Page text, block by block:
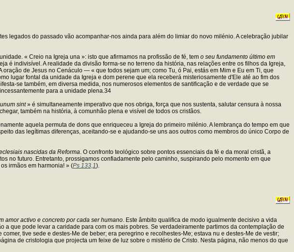
legados do passado vão acompanhar-nos ainda para além do limiar do novo milénio. A celebração jubilar
« Creio na Igreja una »: isto que afirmamos na profissão de fé, tem o seu fundamento último em
é indivisível. A realidade da divisão forma-se no terreno da história, nas relações entre os filhos da Igreja,
de Jesus no Cenáculo — « que todos sejam um; como Tu, ó Pai, estás em Mim e Eu em Ti, que
lugar fontal da unidade da Igreja e dom perene que ela receberá misteriosamente d'Ele até ao fim dos
se também, em diversa medida, nos numerosos elementos de santificação e de verdade que se
para a unidade plena.34
sint» é simultaneamente imperativo que nos obriga, força que nos sustenta, salutar censura à nossa
também na história, à comunhão plena e visível de todos os cristãos.
aquela permuta de dons que enriqueceu a Igreja do primeiro milénio. A lembrança do tempo em que
das legítimas diferenças, aceitando-se e ajudando-se uns aos outros como membros do único Corpo de
nascidas da Reforma. O confronto teológico sobre pontos essenciais da fé e da moral cristã, a
no futuro. Entretanto, prossigamos confiadamente pelo caminho, suspirando pelo momento em que
irmãos em harmonia! » (Ps 133,1).
amor activo e concreto por cada ser humano. Este âmbito qualifica de modo igualmente decisivo a vida
que pode levar a caridade para com os mais pobres. Se verdadeiramente partimos da contemplação de
tive sede e destes-Me de beber; era peregrino e recolhestes-Me; estava nu e destes-Me de vestir;
de cristologia que projecta um feixe de luz sobre o mistério de Cristo. Nesta página, não menos do que